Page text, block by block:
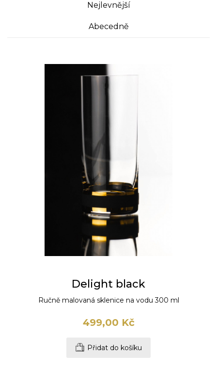
Nejlevnější
Abecedně
Delight black
Ručně malovaná sklenice na vodu 300 ml
499,00 Kč
Přidat do košíku